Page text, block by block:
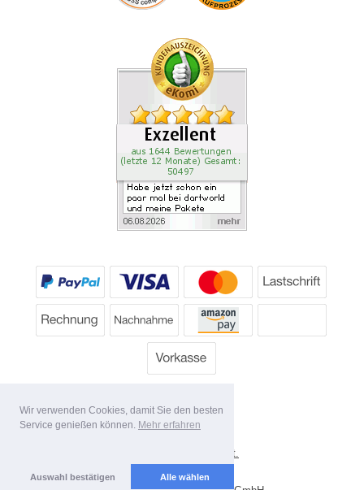
Wir verwenden Cookies, damit Sie den besten
Service genießen können. Mehr erfahren
Auswahl bestätigen Alle wählen
Alle Preise inkl. MwSt.
Lieferbedingungen